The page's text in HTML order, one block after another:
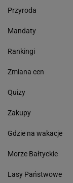
Przyroda
Mandaty
Rankingi
Zmiana cen
Quizy
Zakupy
Gdzie na wakacje
Morze Bałtyckie
Lasy Państwowe